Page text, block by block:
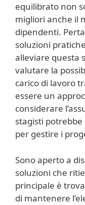
equilibrato non
migliori anche il
dipendenti.
soluzioni
alleviare questa
valutare la
carico di lavoro
essere un
considerare
stagisti
per gestire i
Sono aperto a
soluzioni che
principale è
di mantenere